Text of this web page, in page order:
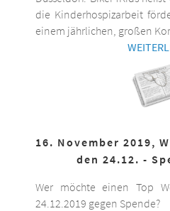
die Kinderhospizarbeit
einem jährlichen, großen
16. November 2019,
den 24.12. -
Wer möchte einen Top
24.12.2019 gegen Spende?